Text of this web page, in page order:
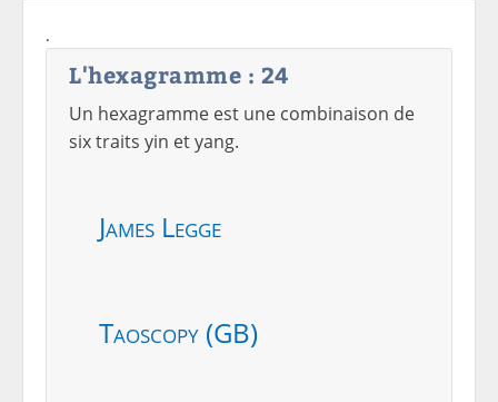
.
L'hexagramme : 24
Un hexagramme est une combinaison de
six traits yin et yang.
James Legge
Taoscopy (GB)